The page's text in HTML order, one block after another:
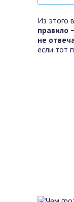
Из этого
правило
не
если тот